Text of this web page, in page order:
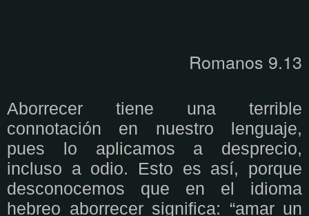
Romanos 9.13
Aborrecer tiene una terrible
connotación en nuestro lenguaje,
pues lo aplicamos a desprecio,
incluso a odio. Esto es así, porque
desconocemos que en el idioma
hebreo aborrecer significa: “amar un